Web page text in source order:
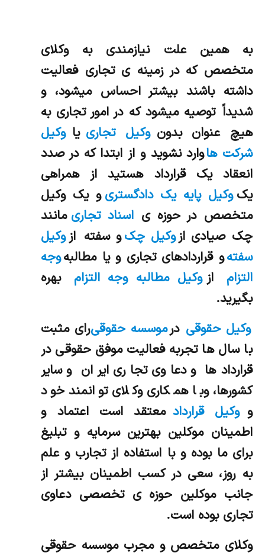
به همين علت نيازمندي به وكلاي
متخصص كه در زمينه ي تجاري فعاليت
داشته باشند بيشتر احساس ميشود، و
شديداً توصيه ميشود كه در امور تجاري به
هيچ عنوان بدونوكيل تجاری یاوکیل
شرکت هاوارد نشويد و از ابتدا كه در صدد
انعقاد يك قرارداد هستيد از همراهي
یکوکیل پایه یک دادگستریو يك وكيل
متخصص در حوزه ي اسناد تجاری مانند
چک صیادی ازوکیل چکو سفته ازوکیل
سفتهو قراردادهاي تجاري و یا مطالبهوجه
التزام ازوکیل مطالبه وجه التزام بهره
بگيريد.
وکیل حقوقی درموسسه حقوقیرای مثبت
با سال ها تجربه فعالیت موفق حقوقی در
قراردادها و دعاوی تجاری ایران و سایر
کشورها، وبا همکاری وکلای توانمند خود
ووکیل قراردادمعتقد است اعتماد و
اطمینان موکلین بهترین سرمایه و تبلیغ
برای ما بوده و با استفاده از تجارب و علم
به روز، سعی در کسب اطمینان بیشتر از
جانب موکلین حوزه ی تخصصی دعاوی
تجاری بوده است.
وکلای متخصص و مجرب موسسه حقوقی